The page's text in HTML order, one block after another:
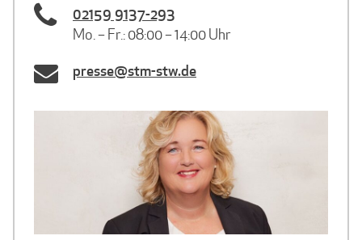
02159 9137-293
Mo. – Fr.: 08:00 – 14:00 Uhr
presse@stm-stw.de